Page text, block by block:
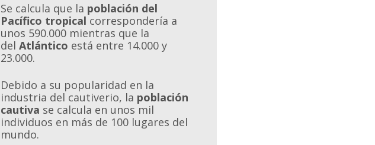
Se calcula que la población del
Pacífico tropical correspondería a
unos 590.000 mientras que la
delAtlántico está entre 14.000 y
23.000.
Debido a su popularidad en la
industria del cautiverio, la población
cautiva se calcula en unos mil
individuos en más de 100 lugares del
mundo.